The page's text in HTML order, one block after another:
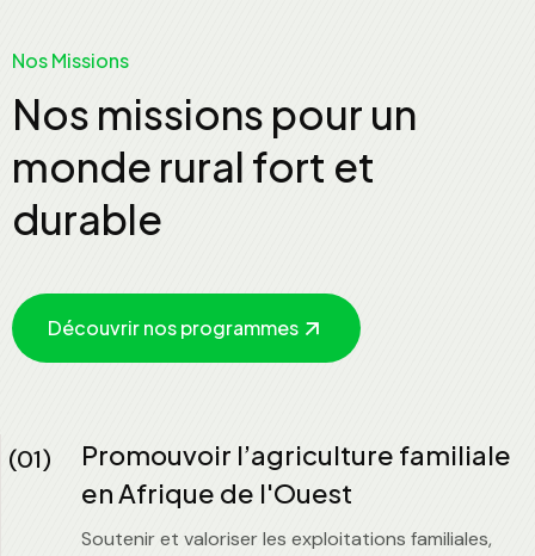
Nos Missions
Nos missions pour un
monde rural fort et
durable
Découvrir nos programmes
(01)
Promouvoir l’agriculture familiale
en Afrique de l'Ouest
Soutenir et valoriser les exploitations familiales,